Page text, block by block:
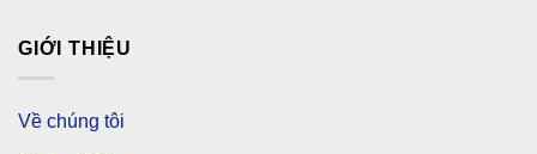
GIỚI THIỆU
Về chúng tôi